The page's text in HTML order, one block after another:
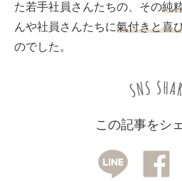
た若手社員さんたちの、その純
んや社員さんたちに氣付きと喜
のでした。
この記事をシ